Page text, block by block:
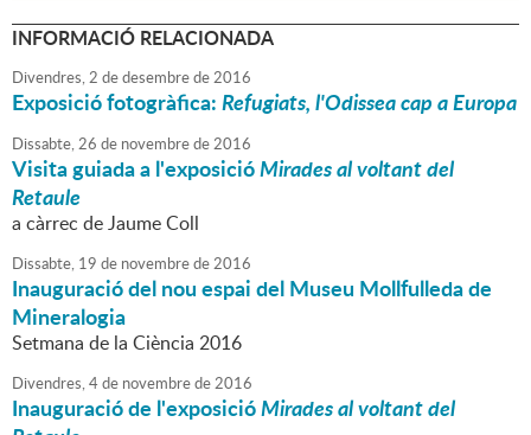
INFORMACIÓ RELACIONADA
Divendres,2 dedesembrede2016
Exposició fotogràfica:Refugiats, l'Odissea cap a Europa
Dissabte,26 de novembrede2016
Visita guiada a l'exposicióMirades al voltant del
Retaule
a càrrec de Jaume Coll
Dissabte, 19 de novembrede2016
Inauguració del nou espai del Museu Mollfulleda de
Mineralogia
Setmana de la Ciència 2016
Divendres,4de novembrede2016
Inauguració de l'exposicióMirades al voltant del